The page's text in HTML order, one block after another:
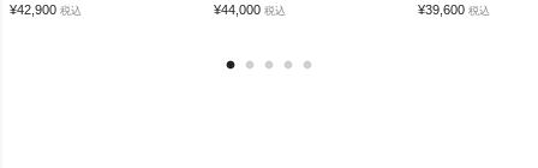
¥42,900 税込 ¥44,000 税込 ¥39,600 税込